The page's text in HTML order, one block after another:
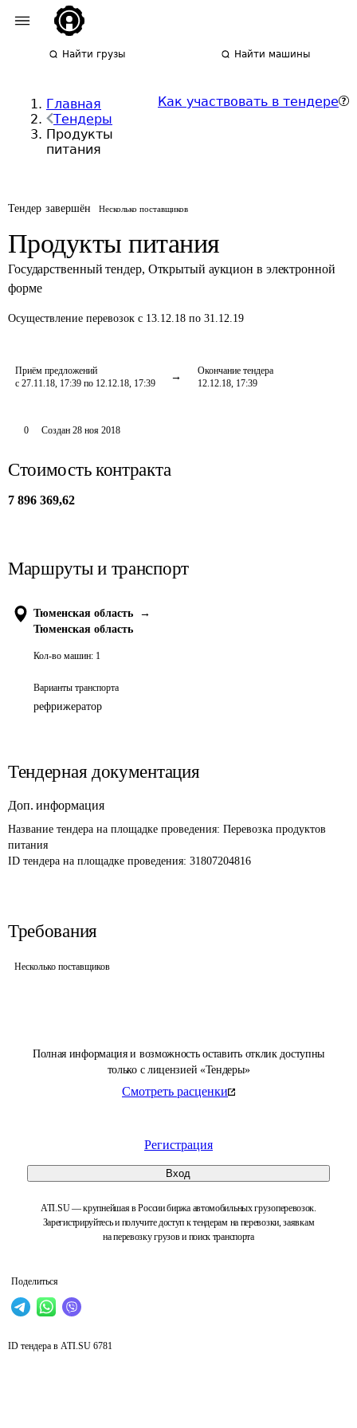
Найти грузы Найти машины
Главная
Тендеры
Продукты
питания
Как участвовать в тендере
Тендер завершён Несколько поставщиков
Продукты питания
Государственный тендер, Открытый аукцион в электронной
форме
Осуществление перевозок с 13.12.18 по 31.12.19
Приём предложений
с 27.11.18, 17:39 по 12.12.18, 17:39
Окончание тендера
12.12.18, 17:39
Полная информация и возможность оставить отклик доступны
только с лицензией «Тендеры»
Смотреть расценки
Регистрация
Вход
ATI.SU — крупнейшая в России биржа автомобильных грузоперевозок.
Зарегистрируйтесь и получите доступ к тендерам на перевозки, заявкам
на перевозку грузов и поиск транспорта
Поделиться
0 Создан 28 ноя 2018
Стоимость контракта
7 896 369,62
Маршруты и транспорт
Тюменская область
→
Тюменская область
Кол-во машин: 1
Варианты транспорта
рефрижератор
Тендерная документация
Доп. информация
Название тендера на площадке проведения: Перевозка продуктов
питания
ID тендера на площадке проведения: 31807204816
Требования
Несколько поставщиков
ID тендера в ATI.SU 6781